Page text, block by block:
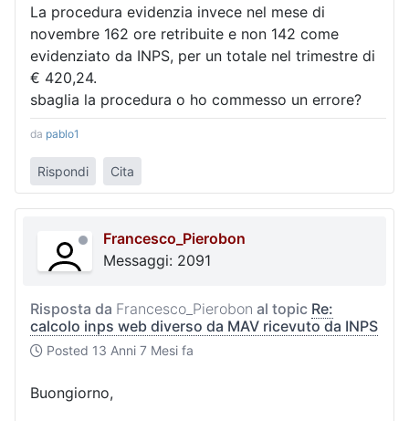
La procedura evidenzia invece nel mese di
novembre 162 ore retribuite e non 142 come
evidenziato da INPS, per un totale nel trimestre di
€ 420,24.
sbaglia la procedura o ho commesso un errore?
da pablo1
Rispondi Cita
Francesco_Pierobon
Messaggi: 2091
Risposta da Francesco_Pierobon al topic Re:
calcolo inps web diverso da MAV ricevuto da INPS
Posted 13 Anni 7 Mesi fa
Buongiorno,